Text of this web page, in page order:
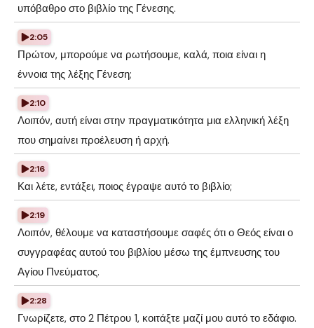
υπόβαθρο στο βιβλίο της Γένεσης.
2:05
Πρώτον, μπορούμε να ρωτήσουμε, καλά, ποια είναι η
έννοια της λέξης Γένεση;
2:10
Λοιπόν, αυτή είναι στην πραγματικότητα μια ελληνική λέξη
που σημαίνει προέλευση ή αρχή.
2:16
Και λέτε, εντάξει, ποιος έγραψε αυτό το βιβλίο;
2:19
Λοιπόν, θέλουμε να καταστήσουμε σαφές ότι ο Θεός είναι ο
συγγραφέας αυτού του βιβλίου μέσω της έμπνευσης του
Αγίου Πνεύματος.
2:28
Γνωρίζετε, στο 2 Πέτρου 1, κοιτάξτε μαζί μου αυτό το εδάφιο.